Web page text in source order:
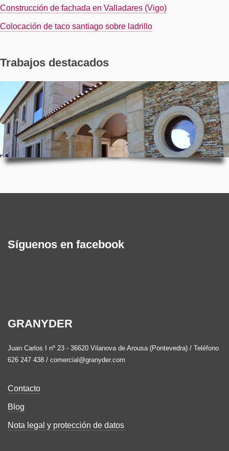
Construcción de fachada en Valladares (Vigo)
Colocación de taco santiago sobre ladrillo
Trabajos destacados
Síguenos en facebook
GRANYDER
Juan Carlos I nº 23 - 36620 Vilanova de Arousa (Pontevedra) / Teléfono
626 247 438 / comercial@granyder.com
Contacto
Blog
Nota legal y protección de datos